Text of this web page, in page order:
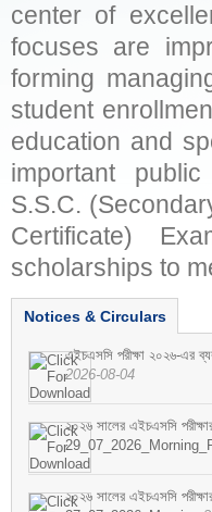
center of
focuses are
forming
student
education and
important
S.S.C.
Certificate)
scholarships to
Notices & Circulars
এইচএসসি পরীক্ষা ২০২৬-এর
2026-08-04
২০২৬ সালের এইচএসসি পরীক্ষার
২০২৬ সালের এইচএসসি পরীক্ষার